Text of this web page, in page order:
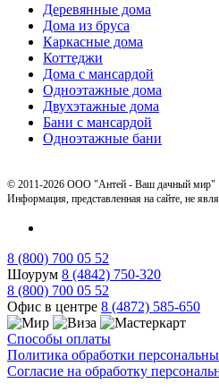
Деревянные дома
Дома из бруса
Каркасные дома
Коттеджи
Дома с мансардой
Одноэтажные дома
Двухэтажные дома
Бани с мансардой
Одноэтажные бани
© 2011-2026 ООО "Антей - Ваш дачный мир"
Информация, представленная на сайте, не
8 (800) 700 05 52
Шоурум 8 (4842) 750-320
8 (800) 700 05 52
Офис в центре 8 (4872) 585-650
Способы оплаты
Политика обработки
Согласие на обработку